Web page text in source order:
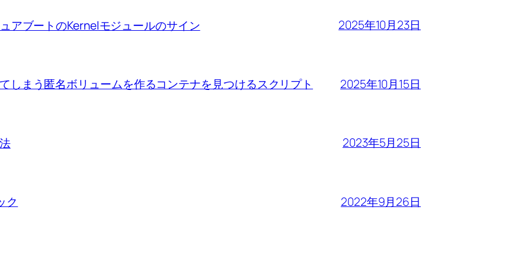
アブートのKernelモジュールのサイン 2025年10月23日
まう匿名ボリュームを作るコンテナを見つけるスクリプト 2025年10月15日
2023年5月25日
ク 2022年9月26日